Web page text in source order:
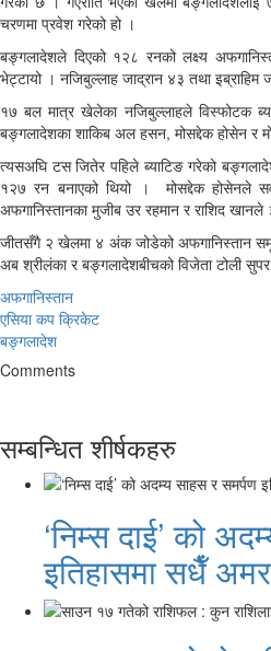
चरणमा प्रवेश गरेको हो ।
बङ्गलादेशले दिएको १२८ रनको लक्ष्य
भेट्टायो । नजिबुल्लाह जाद्रान ४३ तथा इब्राहिम
१७ बल मात्र खेलेका नजिबुल्लाहले विस्फोटक
बङ्गलादेशका शाकिब अल हसन, मोसद्देक होसेन र
त्यसअघि टस जितेर पहिले ब्याटिङ गरेको
१२७ रन बनाएको थियो । मोसद्देक होसेनले
अफगानिस्तानका मुजीब उर रहमान र राशिद
जीतसँगै २ खेलमा ४ अंक जोडेको अफगानिस्तान
अब श्रीलंका र बङ्गलादेशबीचको विजेता टोली
अफगानिस्तान
एसिया कप क्रिकेट
बङ्गलादेश
Comments
सम्बन्धित शीर्षकहरु
‘निम्स दाई’ को
इतिहासमा सधैँ